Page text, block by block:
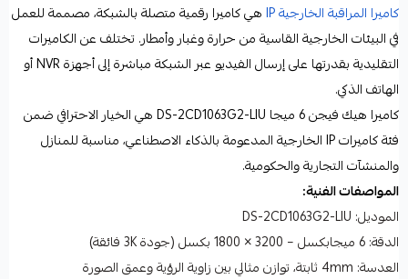
كاميرا المراقبة الخارجية IP
هي كاميرا رقمية متصلة بالشبكة، مصممة للعمل
في البيئات الخارجية القاسية من حرارة وغبار وأمطار. تختلف عن الكاميرات
التقليدية بقدرتها على إرسال الفيديو عبر الشبكة مباشرة إلى أجهزة NVR أو
الهاتف الذكي.
كاميرا هيك فيجن 6 ميجا DS-2CD1063G2-LIU هي الخيار الاحترافي ضمن
فئة كاميرات IP الخارجية المدعومة بالذكاء الاصطناعي، مناسبة للمنازل
والمنشآت التجارية والحكومية.
المواصفات الفنية:
الموديل: DS-2CD1063G2-LIU
الدقة: 6 ميجابكسل – 3200 × 1800 بكسل (جودة 3K فائقة)
العدسة: 4mm ثابتة، توازن مثالي بين زاوية الرؤية وعمق الصورة